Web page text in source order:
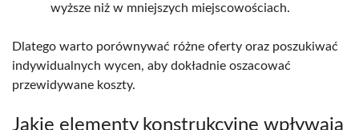
wyższe niż w mniejszych miejscowościach.
Dlatego warto porównywać różne oferty oraz poszukiwać
indywidualnych wycen, aby dokładnie oszacować
przewidywane koszty.
Jakie elementy konstrukcyjne wpływają